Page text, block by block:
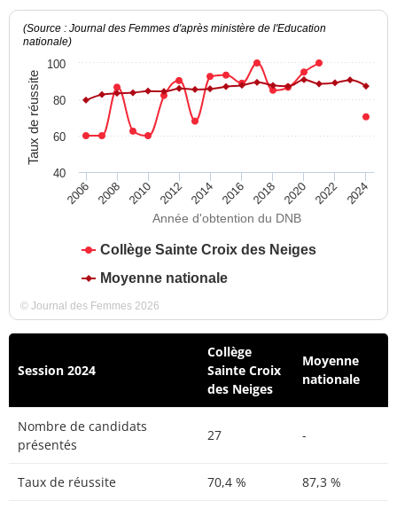
Année d'obtention du DNB
Taux de réussite
(Source : Journal des Femmes d'après ministère de l'Education
nationale)
Collège Sainte Croix des Neiges
Moyenne nationale
2006 2008 2010 2012 2014 2016 2018 2020 2022 2024
40
60
80
100
© Journal des Femmes 2026
Session 2024
Collège
Sainte Croix
des Neiges
Moyenne
nationale
Nombre de candidats
présentés
27 -
Taux de réussite 70,4 % 87,3 %